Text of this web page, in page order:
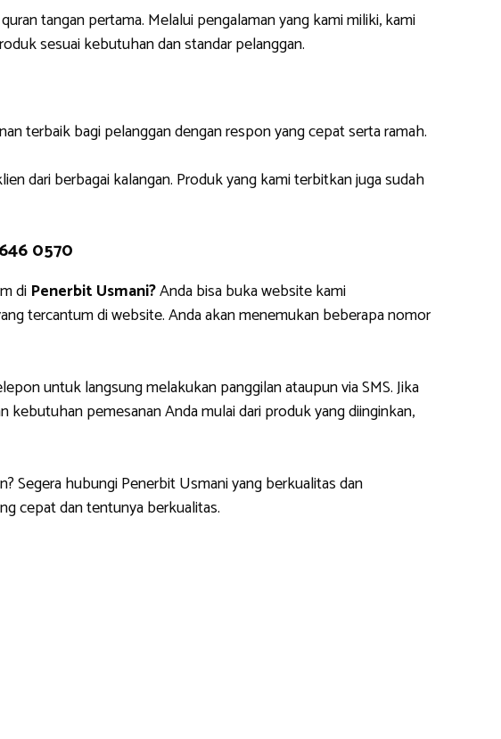
tangan pertama. Melalui pengalaman yang kami miliki, kami
sesuai kebutuhan dan standar pelanggan.
terbaik bagi pelanggan dengan respon yang cepat serta ramah.
dari berbagai kalangan. Produk yang kami terbitkan juga sudah
0570
diPenerbit Usmani?Anda bisa buka website kami
tercantum di website. Anda akan menemukan beberapa nomor
untuk langsung melakukan panggilan ataupun via SMS. Jika
pemesanan Anda mulai dari produk yang diinginkan,
Segera hubungi Penerbit Usmani yang berkualitas dan
cepat dan tentunya berkualitas.